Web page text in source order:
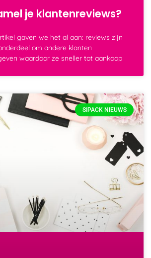
je klantenreviews?
gaven we het al aan: reviews zijn
om andere klanten
waardoor ze sneller tot aankoop
SIPACK NIEUWS